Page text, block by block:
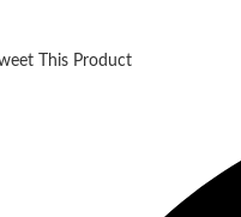
This Product